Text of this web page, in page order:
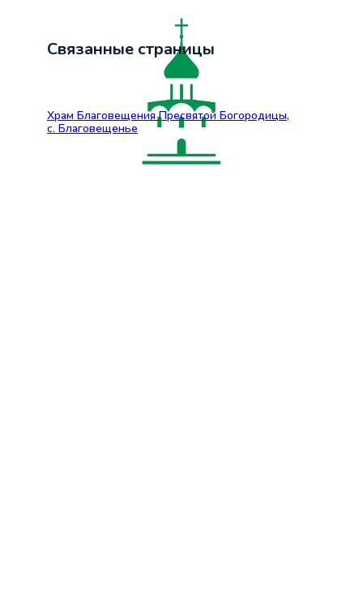
Связанные страницы
Храм Благовещения Пресвятой Богородицы,
с. Благовещенье